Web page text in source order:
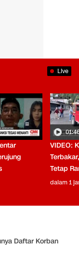
Live
VIDEO:
Tetap
dalam 1
Daftar Korban